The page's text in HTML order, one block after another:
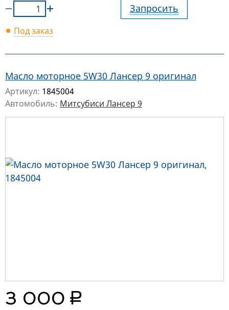
Запросить
Под заказ
Масло моторное 5W30 Лансер 9 оригинал
Артикул: 1845004
Автомобиль: Митсубиси Лансер 9
3 000 руб.